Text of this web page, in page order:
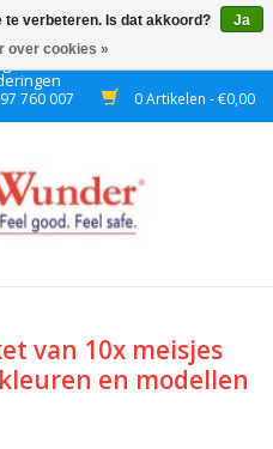
boven € 50 binnen NL
760 007 0 Artikelen - €0,00
van 10x meisjes
en modellen
te verbeteren. Is dat akkoord?
Ja
over cookies »